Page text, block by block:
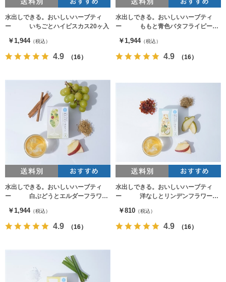
水出しできる。おいしいハーブティ
ー いちごとハイビスカス20ヶ入
￥1,944（税込）
4.9 （16）
水出しできる。おいしいハーブティ
ー ももと青色バタフライピー20
￥1,944（税込）
4.9 （16）
水出しできる。おいしいハーブティ
ー 白ぶどうとエルダーフラワー
￥1,944（税込）
4.9 （16）
水出しできる。おいしいハーブティ
ー 洋なしとリンデンフラワー6
￥810 （税込）
4.9 （16）